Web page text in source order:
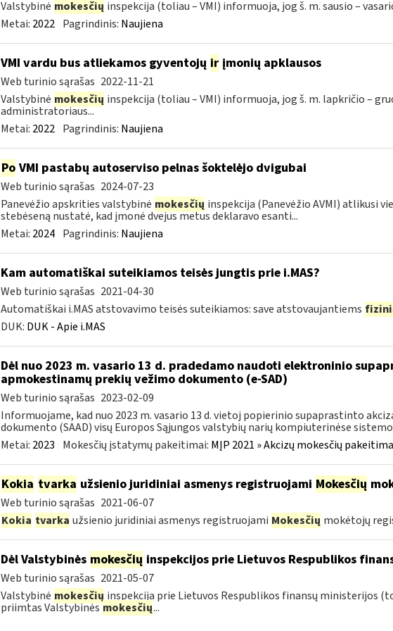
Valstybinė mokesčių inspekcija (toliau – VMI) informuoja, jog š. m. sausio –
Metai: 2022 Pagrindinis: Naujiena
VMI vardu bus atliekamos gyventojų irįmonių apklausos
Web turinio sąrašas 2022-11-21
Valstybinė mokesčių inspekcija (toliau – VMI) informuoja, jog š. m. lapkričio –
administratoriaus...
Metai: 2022 Pagrindinis: Naujiena
Po VMI pastabų autoserviso pelnas šoktelėjo dvigubai
Web turinio sąrašas 2024-07-23
Panevėžio apskrities valstybinė mokesčių inspekcija (Panevėžio AVMI) atlikusi
stebėseną nustatė, kad įmonė dvejus metus deklaravo esanti...
Metai: 2024 Pagrindinis: Naujiena
Kam automatiškai suteikiamos teisės jungtis prie i.MAS?
Web turinio sąrašas 2021-04-30
Automatiškai i.MAS atstovavimo teisės suteikiamos: save atstovaujantiems
DUK: DUK - Apie i.MAS
Dėl nuo 2023 m. vasario 13 d. pradedamo naudoti elektroninio
apmokestinamų prekių vežimo dokumento (e-SAD)
Web turinio sąrašas 2023-02-09
Informuojame, kad nuo 2023 m. vasario 13 d. vietoj popierinio supaprastinto
dokumento (SAAD) visų Europos Sąjungos valstybių narių kompiuterinėse
Metai: 2023 Mokesčių įstatymų pakeitimai: MĮP 2021 » Akcizų mokesčių
Kokia tvarka užsienio juridiniai asmenys registruojami Mokesčių
Web turinio sąrašas 2021-06-07
Kokia tvarka užsienio juridiniai asmenys registruojami Mokesčių mokėtojų
Dėl Valstybinės mokesčių inspekcijos prie Lietuvos Respublikos
Web turinio sąrašas 2021-05-07
Valstybinė mokesčių inspekcija prie Lietuvos Respublikos finansų ministerijos
priimtas Valstybinėsmokesčių...